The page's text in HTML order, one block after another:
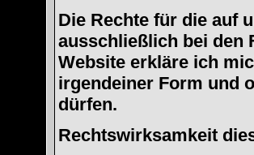
Die Rechte für die auf
ausschließlich bei den
Website erkläre ich
irgendeiner Form und
dürfen.
Rechtswirksamkeit